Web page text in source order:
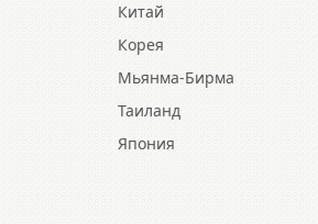
Китай
Корея
Мьянма-Бирма
Таиланд
Япония